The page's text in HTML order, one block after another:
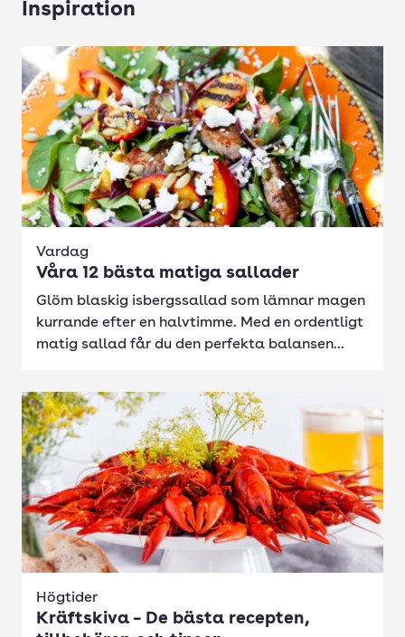
Inspiration
Vardag
Våra 12 bästa matiga sallader
Glöm blaskig isbergssallad som lämnar magen
kurrande efter en halvtimme. Med en ordentligt
matig sallad får du den perfekta balansen...
Högtider
Kräftskiva – De bästa recepten,